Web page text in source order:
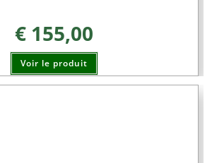
€155,00
Voir le produit